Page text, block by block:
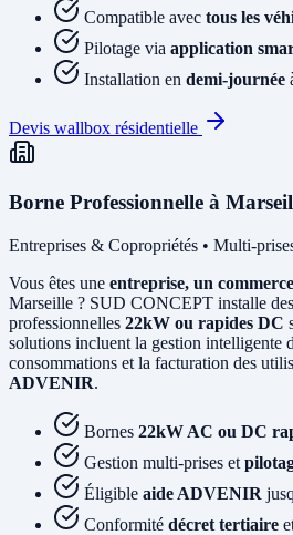
Compatible avec tous les
Pilotage via application
Installation en demi-journée
Devis wallbox résidentielle
Borne Professionnelle à
Entreprises & Copropriétés • Multi-
Vous êtes une entreprise, un
Marseille ? SUD CONCEPT installe
professionnelles 22kW ou rapides DC
solutions incluent la gestion intelligente
consommations et la facturation des
ADVENIR.
Bornes 22kW AC ou DC
Gestion multi-prises et
Éligible aide ADVENIR
Conformité décret tertiaire